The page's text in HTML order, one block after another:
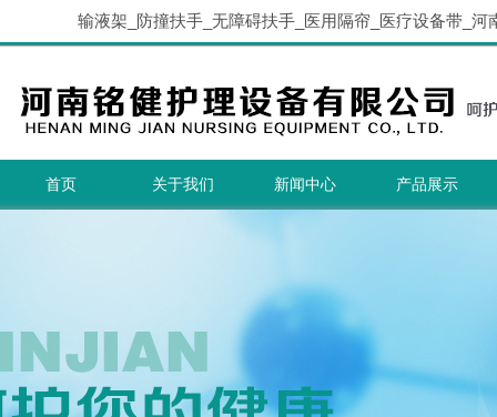
输液架_防撞扶手_无障碍扶手_医用隔帘_医疗设备带_河
首页 关于我们 新闻中心 产品展示